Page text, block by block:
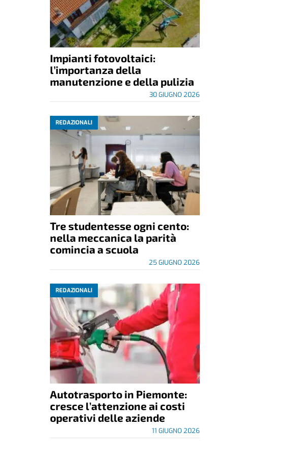
Impianti fotovoltaici:
l’importanza della
manutenzione e della pulizia
30 GIUGNO 2026
REDAZIONALI
Tre studentesse ogni cento:
nella meccanica la parità
comincia a scuola
25 GIUGNO 2026
REDAZIONALI
Autotrasporto in Piemonte:
cresce l’attenzione ai costi
operativi delle aziende
11 GIUGNO 2026